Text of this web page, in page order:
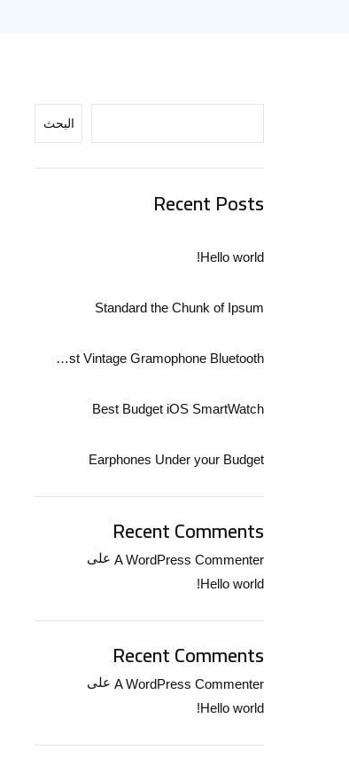
البحث
Recent Posts
Hello world!
Standard the Chunk of Ipsum
Best Vintage Gramophone Bluetooth
Best Budget iOS SmartWatch
Earphones Under your Budget
Recent Comments
A WordPress Commenter على
Hello world!
Recent Comments
A WordPress Commenter على
Hello world!